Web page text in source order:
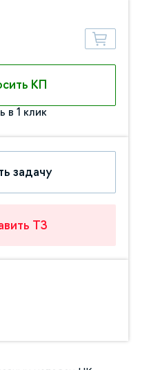
КП
в 1 клик
задачу
ТЗ